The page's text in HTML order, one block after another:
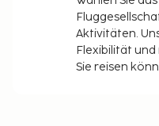
Aktivitäten.
Flexibilität
Sie reisen